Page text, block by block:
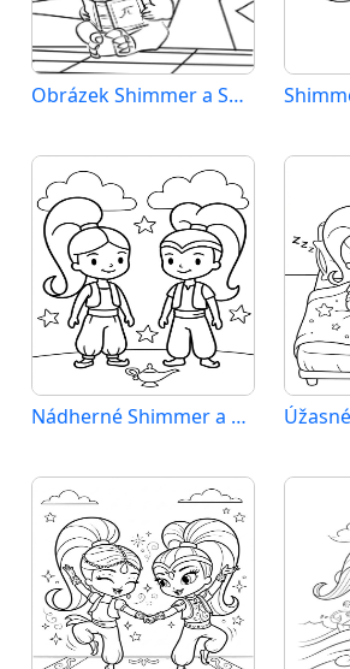
Obrázek Shimmer a Shine k vytištění
Nádherné Shimmer a Shine